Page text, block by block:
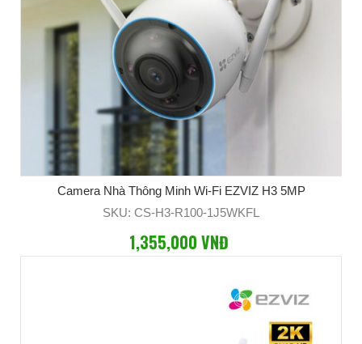
Camera Nhà Thông Minh Wi-Fi EZVIZ H3 5MP
SKU: CS-H3-R100-1J5WKFL
1,355,000 VNĐ